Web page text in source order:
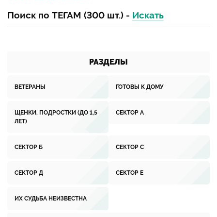
Поиск по ТЕГАМ (300 шт.) - Искать
РАЗДЕЛЫ
ВЕТЕРАНЫ ГОТОВЫ К ДОМУ
ЩЕНКИ, ПОДРОСТКИ (ДО 1,5
ЛЕТ)
СЕКТОР А
СЕКТОР Б СЕКТОР С
СЕКТОР Д СЕКТОР Е
ИХ СУДЬБА НЕИЗВЕСТНА